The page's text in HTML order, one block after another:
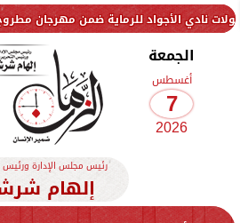
للرماية ضمن مهرجان مطروح للتراث
الجمعة
أغسطس
7
2026
رئيس مجلس الإدارة ورئيس
إلهام